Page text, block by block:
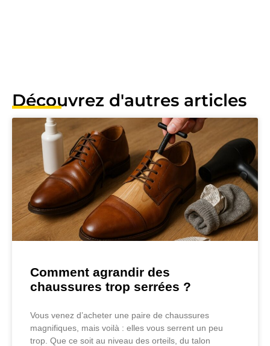
Découvrez d'autres articles
Comment agrandir des
chaussures trop serrées ?
Vous venez d’acheter une paire de chaussures
magnifiques, mais voilà : elles vous serrent un peu
trop. Que ce soit au niveau des orteils, du talon